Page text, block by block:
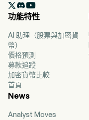

功能特性
AI 助理（股票與加密貨
幣）
價格預測
募款追蹤
加密貨幣比較
首頁
News
Analyst Moves